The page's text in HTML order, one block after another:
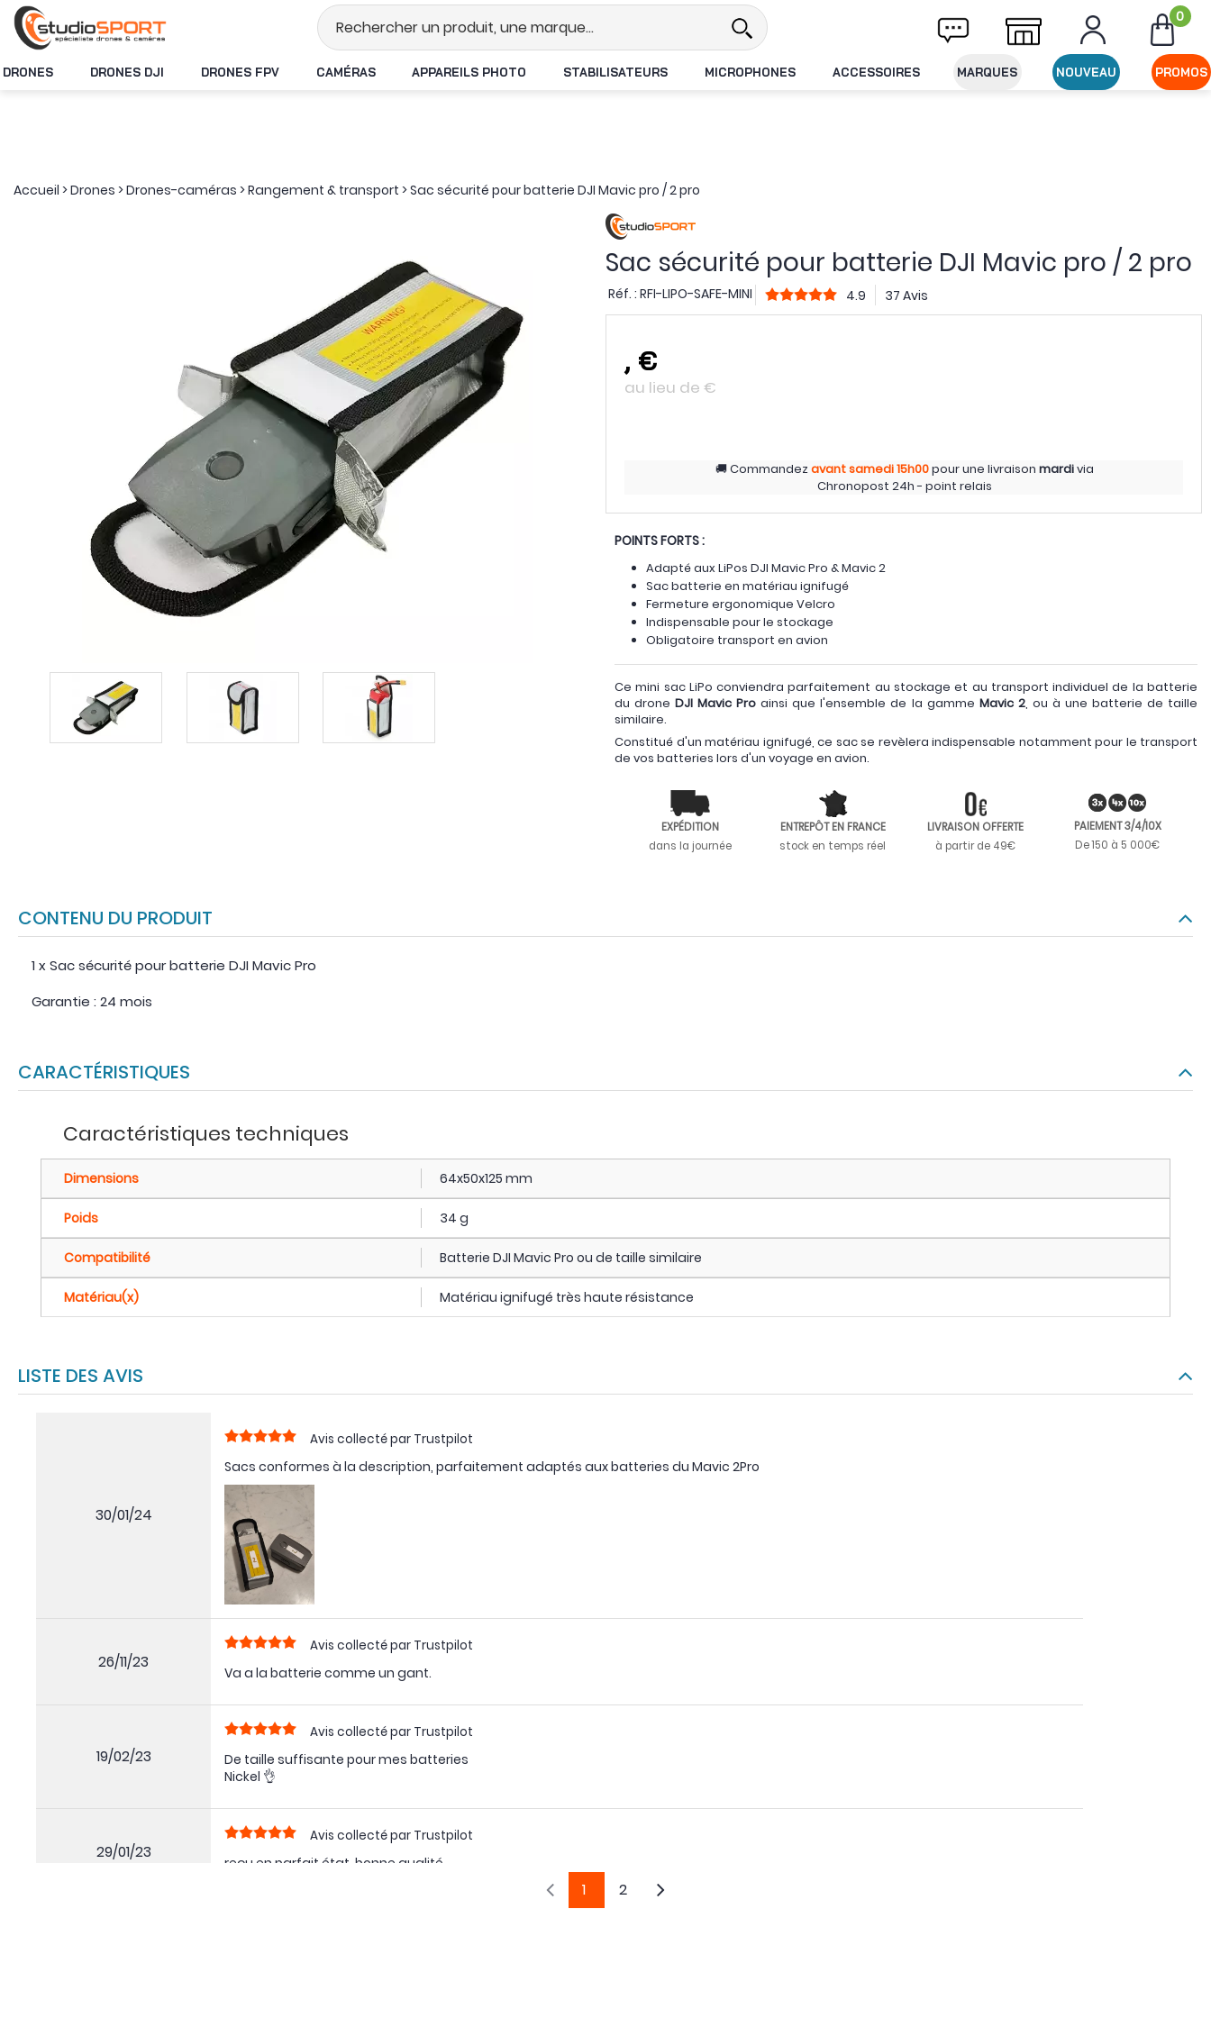
Stock en temps réel Livraison offerte dès 49€ d'achat 0
DRONES DRONES DJI DRONES FPV CAMÉRAS APPAREILS PHOTO STABILISATEURS MICROPHONES ACCESSOIRES MARQUES NOUVEAU PROMOS
Accueil >Drones >Drones-caméras >Rangement & transport >Sac sécurité pour batterie DJI Mavic pro / 2 pro
Sac sécurité pour batterie DJI Mavic pro / 2 pro
Réf. : RFI-LIPO-SAFE-MINI 4.9 37 Avis
, €
au lieu de €
Commandezavant samedi15h00pour une livraison mardivia
Chronopost 24h - point relais
POINTS FORTS :
Adapté aux LiPos DJI Mavic Pro & Mavic 2
Sac batterie en matériau ignifugé
Fermeture ergonomique Velcro
Indispensable pour le stockage
Obligatoire transport en avion
Ce mini sac LiPo conviendra parfaitement au stockage et au transport individuel de la batterie
du droneDJI Mavic Pro ainsi que l'ensemble de la gamme Mavic 2, ou à une batterie de taille
similaire.
Constitué d'un matériau ignifugé, ce sac se revèlera indispensable notamment pour le transport
de vos batteries lors d'un voyage en avion.
EXPÉDITION
dans la journée
ENTREPÔT EN FRANCE
stock en temps réel
LIVRAISON OFFERTE
à partir de 49€
PAIEMENT 3/4/10X
De 150 à 5 000€
CONTENU DU PRODUIT
1 x Sac sécurité pour batterie DJI Mavic Pro
Garantie : 24 mois
CARACTÉRISTIQUES
Caractéristiques techniques
Dimensions 64x50x125 mm
Poids 34 g
Compatibilité Batterie DJI Mavic Pro ou de taille similaire
Matériau(x) Matériau ignifugé très haute résistance
LISTE DES AVIS
30/01/24
Avis collecté par Trustpilot
Sacs conformes à la description, parfaitement adaptés aux batteries du Mavic 2Pro
26/11/23
Avis collecté par Trustpilot
Va a la batterie comme un gant.
19/02/23
Avis collecté par Trustpilot
De taille suffisante pour mes batteries
Nickel 👌
29/01/23
Avis collecté par Trustpilot
reçu en parfait état. bonne qualité
1 2